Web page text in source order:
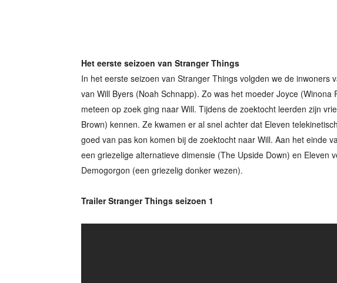
Het eerste seizoen van Stranger Things
In het eerste seizoen van Stranger Things volgden we de inwoners
van Will Byers (Noah Schnapp). Zo was het moeder Joyce (Winona
meteen op zoek ging naar Will. Tijdens de zoektocht leerden zijn
Brown) kennen. Ze kwamen er al snel achter dat Eleven
goed van pas kon komen bij de zoektocht naar Will. Aan het einde
een griezelige alternatieve dimensie (The Upside Down) en Eleven
Demogorgon (een griezelig donker wezen).
Trailer Stranger Things seizoen 1